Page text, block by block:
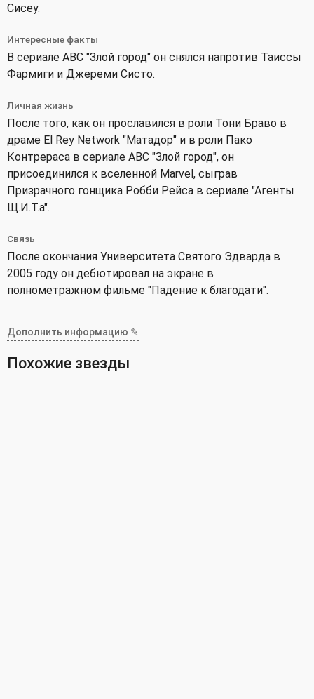
Сисеу.
Интересные факты
В сериале ABC "Злой город" он снялся напротив Таиссы
Фармиги и Джереми Систо.
Личная жизнь
После того, как он прославился в роли Тони Браво в
драме El Rey Network "Матадор" и в роли Пако
Контрераса в сериале ABC "Злой город", он
присоединился к вселенной Marvel, сыграв
Призрачного гонщика Робби Рейса в сериале "Агенты
Щ.И.Т.а".
Связь
После окончания Университета Святого Эдварда в
2005 году он дебютировал на экране в
полнометражном фильме "Падение к благодати".
Дополнить информацию ✎
Похожие звезды